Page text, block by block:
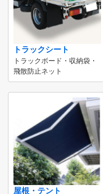
トラックシート
トラックボード・収納袋・
飛散防止ネット
屋根・テント